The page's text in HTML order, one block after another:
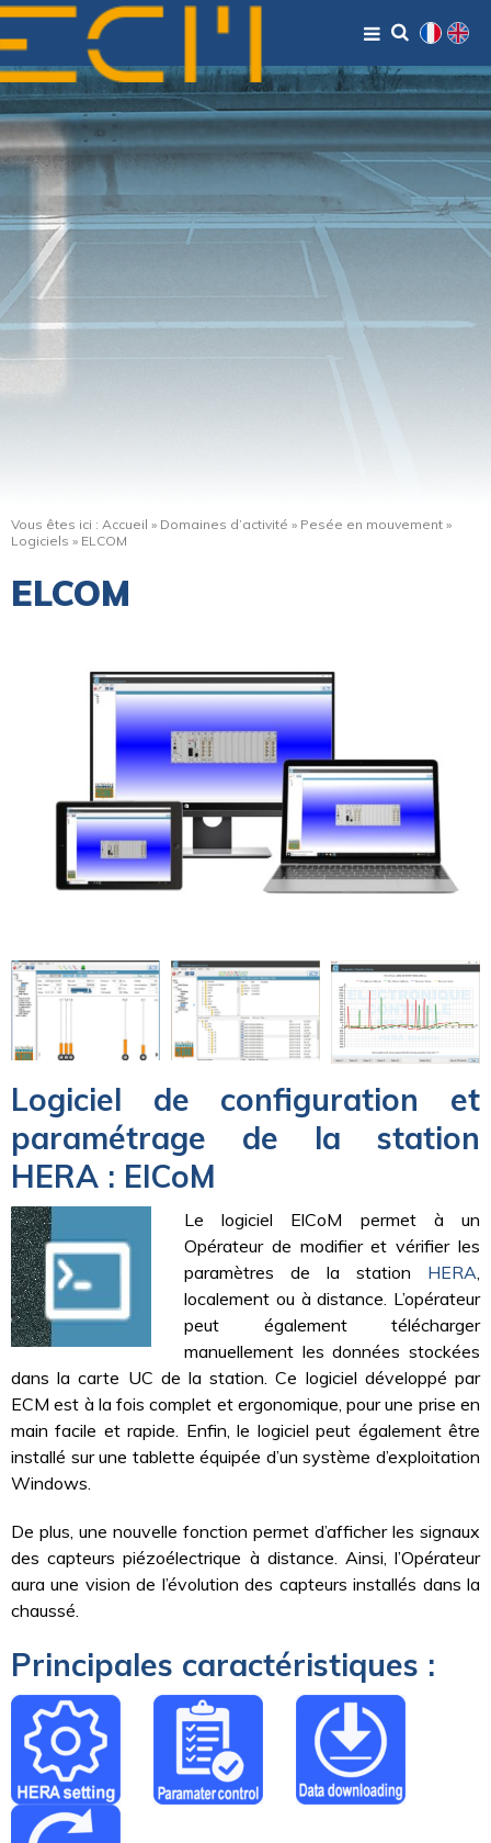
Vous êtes ici : Accueil » Domaines d’activité » Pesée en mouvement »
Logiciels » ELCOM
ELCOM
Logiciel de configuration et
paramétrage de la station
HERA : ElCoM
Le logiciel ElCoM permet à un
Opérateur de modifier et vérifier les
paramètres de la station HERA,
localement ou à distance. L’opérateur
peut également télécharger
manuellement les données stockées
dans la carte UC de la station. Ce logiciel développé par
ECM est à la fois complet et ergonomique, pour une prise en
main facile et rapide. Enfin, le logiciel peut également être
installé sur une tablette équipée d’un système d’exploitation
Windows.
De plus, une nouvelle fonction permet d’afficher les signaux
des capteurs piézoélectrique à distance. Ainsi, l’Opérateur
aura une vision de l’évolution des capteurs installés dans la
chaussé.
Principales caractéristiques :